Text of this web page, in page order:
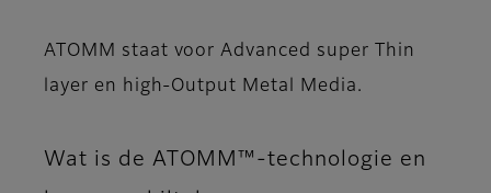
ATOMM staat voor Advanced super Thin
layer en high-Output Metal Media.
Wat is de ATOMM™-technologie en